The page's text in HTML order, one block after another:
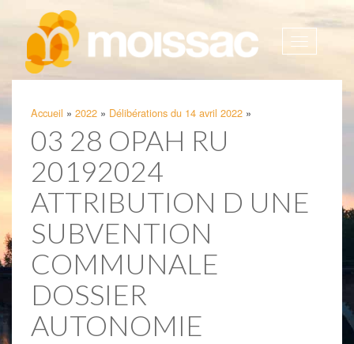
Afficher
Accueil » 2022 » Délibérations du 14 avril 2022 »
03 28 OPAH RU
20192024
ATTRIBUTION D UNE
SUBVENTION
COMMUNALE
DOSSIER
AUTONOMIE